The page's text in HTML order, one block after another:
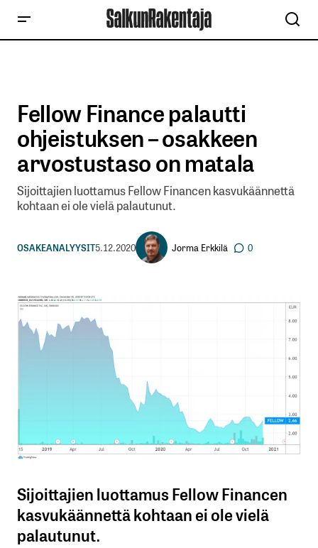
Fellow Finance palautti
ohjeistuksen – osakkeen
arvostustaso on matala
Sijoittajien luottamus Fellow Financen kasvukäännettä
kohtaan ei ole vielä palautunut.
OSAKEANALYYSIT5.12.2020 Jorma Erkkilä 0
Sijoittajien luottamus Fellow Financen
kasvukäännettä kohtaan ei ole vielä
palautunut.